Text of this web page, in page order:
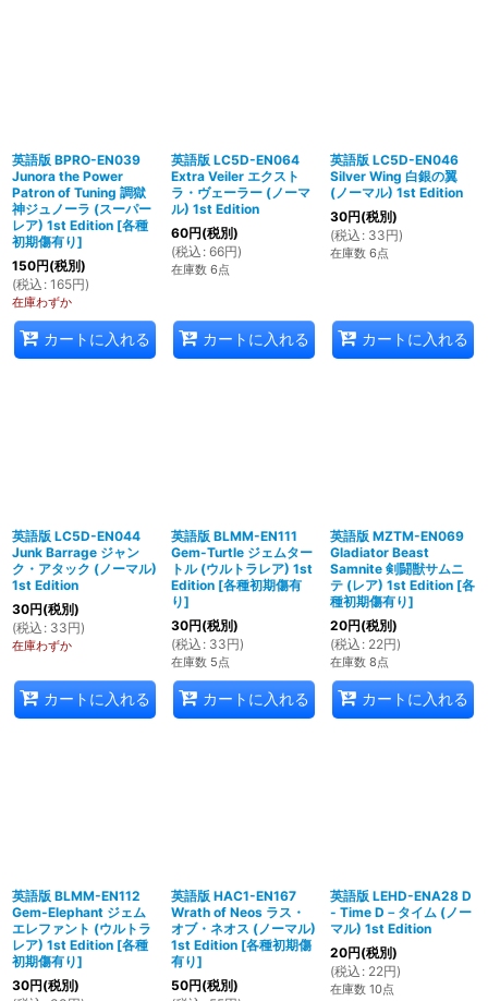
英語版 BPRO-EN039
Junora the Power
Patron of Tuning 調獄
神ジュノーラ (スーパー
レア) 1st Edition [各種
初期傷有り]
150円(税別)
(税込 : 165円)
在庫わずか
カートに入れる
英語版 LC5D-EN064
Extra Veiler エクスト
ラ・ヴェーラー (ノーマ
ル) 1st Edition
60円(税別)
(税込 : 66円)
在庫数 6点
カートに入れる
英語版 LC5D-EN046
Silver Wing 白銀の翼
(ノーマル) 1st Edition
30円(税別)
(税込 : 33円)
在庫数 6点
カートに入れる
英語版 LC5D-EN044
Junk Barrage ジャン
ク・アタック (ノーマル)
1st Edition
30円(税別)
(税込 : 33円)
在庫わずか
カートに入れる
英語版 BLMM-EN111
Gem-Turtle ジェムター
トル (ウルトラレア) 1st
Edition [各種初期傷有
り]
30円(税別)
(税込 : 33円)
在庫数 5点
カートに入れる
英語版 MZTM-EN069
Gladiator Beast
Samnite 剣闘獣サムニ
テ (レア) 1st Edition [各
種初期傷有り]
20円(税別)
(税込 : 22円)
在庫数 8点
カートに入れる
英語版 BLMM-EN112
Gem-Elephant ジェム
エレファント (ウルトラ
レア) 1st Edition [各種
初期傷有り]
30円(税別)
英語版 HAC1-EN167
Wrath of Neos ラス・
オブ・ネオス (ノーマル)
1st Edition [各種初期傷
有り]
50円(税別)
英語版 LEHD-ENA28 D
- Time D－タイム (ノー
マル) 1st Edition
20円(税別)
(税込 : 22円)
在庫数 10点